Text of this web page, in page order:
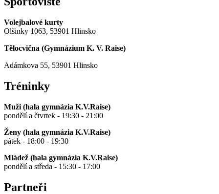
Volejbalové kurty
Olšinky 1063, 53901 Hlinsko
Tělocvična (Gymnázium K. V. Raise)
Adámkova 55, 53901 Hlinsko
Tréninky
Muži (hala gymnázia K.V.Raise)
pondělí a čtvrtek - 19:30 - 21:00
Ženy (hala gymnázia K.V.Raise)
pátek - 18:00 - 19:30
Mládež (hala gymnázia K.V.Raise)
pondělí a středa - 15:30 - 17:00
Partneři